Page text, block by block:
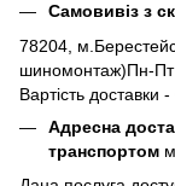
Самовивіз з
78204,
шиномонтаж)Пн-
Вартість доставки
Адресна
транспортом